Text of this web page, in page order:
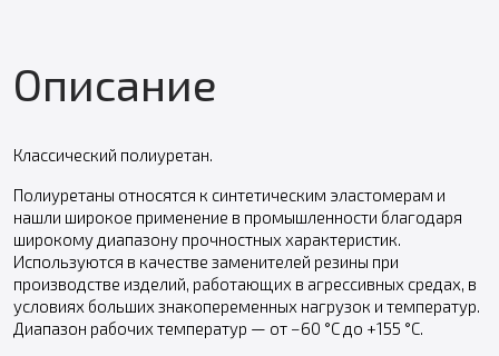
Описание
Классический полиуретан.
Полиуретаны относятся к синтетическим эластомерам и
нашли широкое применение в промышленности благодаря
широкому диапазону прочностных характеристик.
Используются в качестве заменителей резины при
производстве изделий, работающих в агрессивных средах, в
условиях больших знакопеременных нагрузок и температур.
Диапазон рабочих температур — от −60 °С до +155 °С.